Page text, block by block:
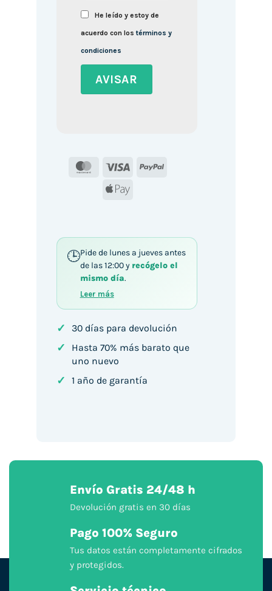
He leído y estoy de
acuerdo con lostérminos y
condiciones
MasterCard
Visa
PayPal
Apple
Pide de lunes a jueves antes
de las 12:00 y recógelo el
mismo día.
Leer más
✓ 30 días para devolución
✓
Hasta 70% más barato que
uno nuevo
✓ 1 año de garantía
Envío Gratis 24/48 h
Devolución gratis en 30 días
Pago 100% Seguro
Tus datos están completamente cifrados
y protegidos.